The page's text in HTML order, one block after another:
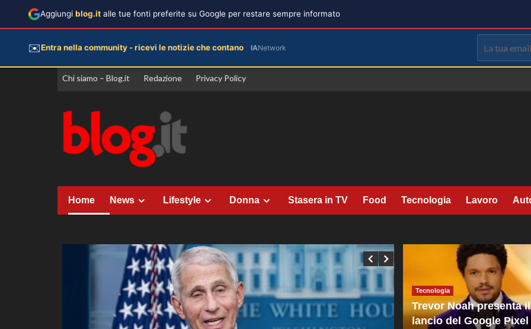
Vai
Chi siamo – Blog.it Redazione Privacy Policy
Home News Lifestyle Donna Stasera in TV Food Tecnologia Lavoro
Tecnologia
Trevor Noah presenta il
lancio del Google Pixel
Aggiungi blog.it alle tue fonti preferite su Google per restare sempre informato
✉️Entra nella community - ricevi le notizie che contano IANetwork